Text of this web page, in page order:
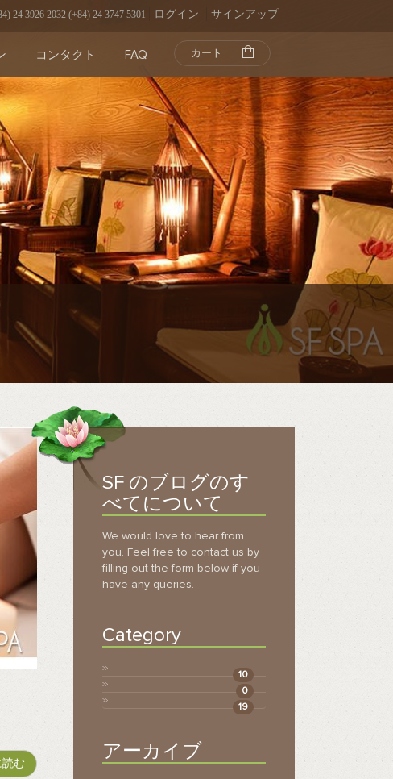
24 3926 2032 (+84) 24 3747 5301 ログイン サインアップ
コンタクト FAQ カート
読む
SF のブログのす
べてについて
We would love to hear from
you. Feel free to contact us by
filling out the form below if you
have any queries.
Category
10
0
19
アーカイブ